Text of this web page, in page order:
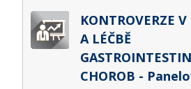
KONTROVERZE
A LÉČBĚ
CHOROB -